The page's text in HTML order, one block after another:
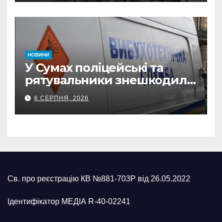
з Охтирки
НОВИНИ
У Сумах поліцейські та
рятувальники знешкодили
500-кілограмову авіабомбу
росіян
6 СЕРПНЯ, 2026
Св. про реєстрацію КВ №881-703Р від 26.05.2022
Ідентифікатор МЕДІА R-40-02241